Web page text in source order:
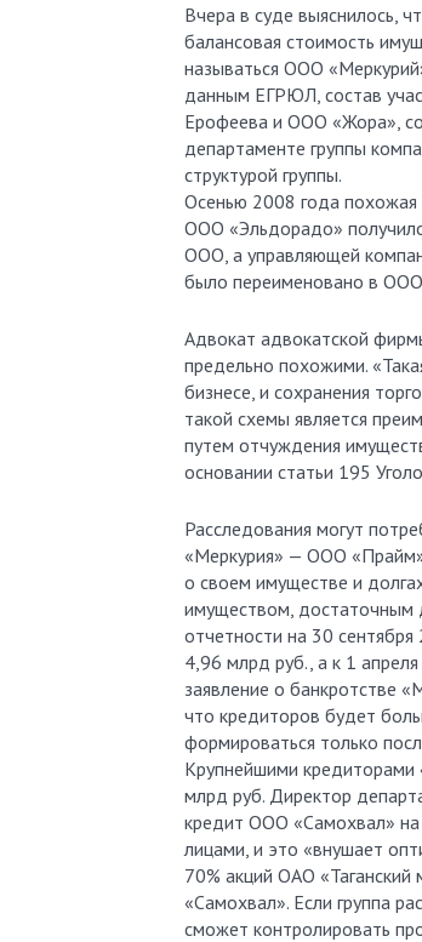
Вчера в суде выяснилось,
балансовая стоимость
называться ООО
данным ЕГРЮЛ, состав
Ерофеева и ООО «Жора»,
департаменте группы
структурой группы.
Осенью 2008 года похожая
ООО «Эльдорадо» получило
ООО, а управляющей
было переименовано в ООО
Адвокат адвокатской
предельно похожими.
бизнесе, и сохранения
такой схемы является
путем отчуждения
основании статьи 195
Расследования могут
«Меркурия» — ООО
о своем имуществе и
имуществом, достаточным
отчетности на 30
4,96 млрд руб., а к 1
заявление о банкротстве
что кредиторов будет
формироваться только
Крупнейшими
млрд руб. Директор
кредит ООО «Самохвал» на
лицами, и это «внушает
70% акций ОАО
«Самохвал». Если группа
сможет контролировать